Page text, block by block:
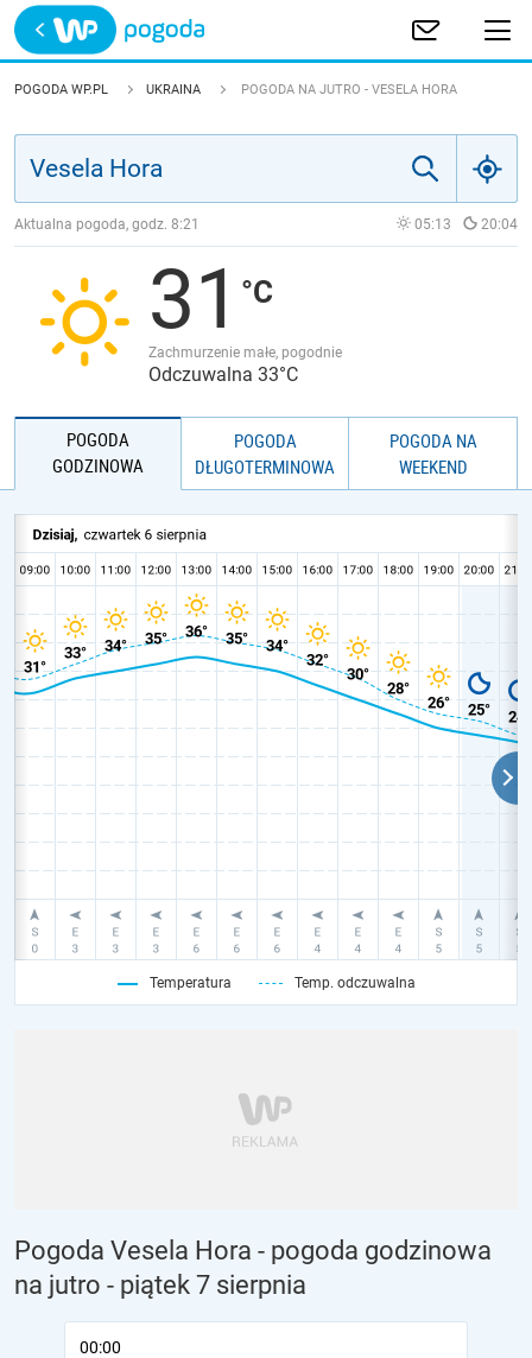
Trwa ładowanie
POLSKA
JAKOŚĆ POWIETRZA
POGODA WP.PL UKRAINA POGODA NA JUTRO - VESELA HORA
Aktualna pogoda, godz. 8:21 05:13 20:04
31
Zachmurzenie małe, pogodnie
Odczuwalna 33°C
POGODA
GODZINOWA
POGODA
DŁUGOTERMINOWA
POGODA NA
WEEKEND
Temperatura Temp. odczuwalna
Pogoda Vesela Hora - pogoda godzinowa
na jutro - piątek 7 sierpnia
00:00